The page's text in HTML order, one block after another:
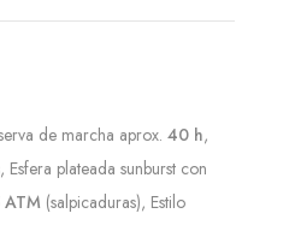
de marcha aprox. 40 h,
plateada sunburst con
(salpicaduras), Estilo